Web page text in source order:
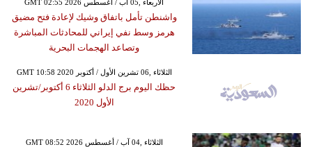
GMT 02:55 2026 الأربعاء ,05 آب / أغسطس
واشنطن تأمل باتفاق وشيك لإعادة فتح مضيق
هرمز وسط نفي إيراني للمحادثات المباشرة
وتصاعد الهجمات البحرية
GMT 10:58 2020 الثلاثاء ,06 تشرين الأول / أكتوبر
حظك اليوم برج الدلو الثلاثاء 6 أكتوبر/تشرين
الأول 2020
GMT 08:52 2026 الثلاثاء ,04 آب / أغسطس